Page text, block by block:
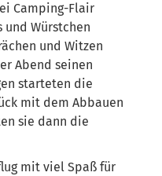
Camping-Flair
Würstchen
und Witzen
Abend seinen
starteten die
mit dem Abbauen
sie dann die
mit viel Spaß für